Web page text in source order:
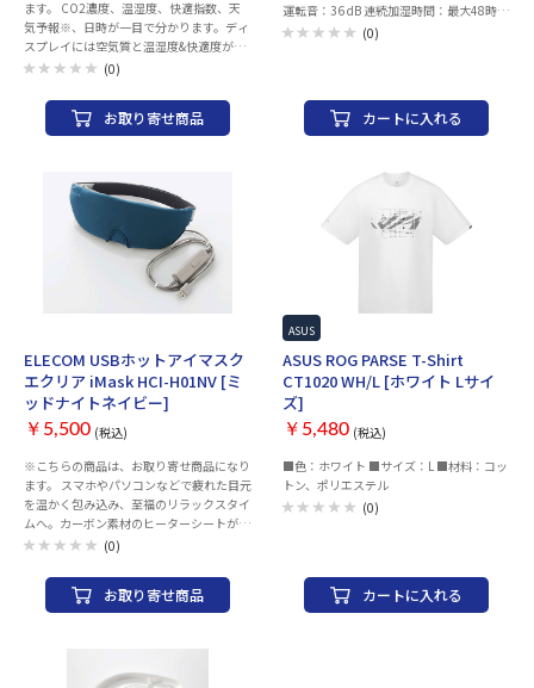
ます。 CO2濃度、温湿度、快適指数、天
気予報※、日時が一目で分かります。ディ
スプレイには空気質と温湿度&快適度が表
示され、お部屋の空気環境を「視える
に設定可能。 ※天気予報機能はハブ製品
が必要です。 ■アラート通知機能&遠隔確
認 ■NDIR方式CO2センサーとスイス製の
間先までの天気が分かる ■データの保存
とエクスポート ■声をかけて温湿度を確
認 ■SwitchBotデバイスとの連動
(0)
お取り寄せ商品
運転音：36 dB 連続加湿時間：最大48時間
その他機能：アロマ
(0)
カートに入れる
ELECOM USBホットアイマスク
エクリア iMask HCI-H01NV [ミ
ッドナイトネイビー]
￥5,500 (税込)
※こちらの商品は、お取り寄せ商品になり
ます。 スマホやパソコンなどで疲れた目元
を温かく包み込み、至福のリラックスタイ
ムへ。カーボン素材のヒーターシートが目
元とその周囲を温め、じんわり癒やすUSB
接続後すぐに温度が上がるため、デスクで
の休憩時などちょっとしたスキマ時間の利
用にぴったりです。
(0)
お取り寄せ商品
ASUS
ASUS ROG PARSE T-Shirt
CT1020 WH/L [ホワイト Lサイ
ズ]
￥5,480 (税込)
■色：ホワイト ■サイズ：L ■材料：コッ
トン、ポリエステル
(0)
カートに入れる